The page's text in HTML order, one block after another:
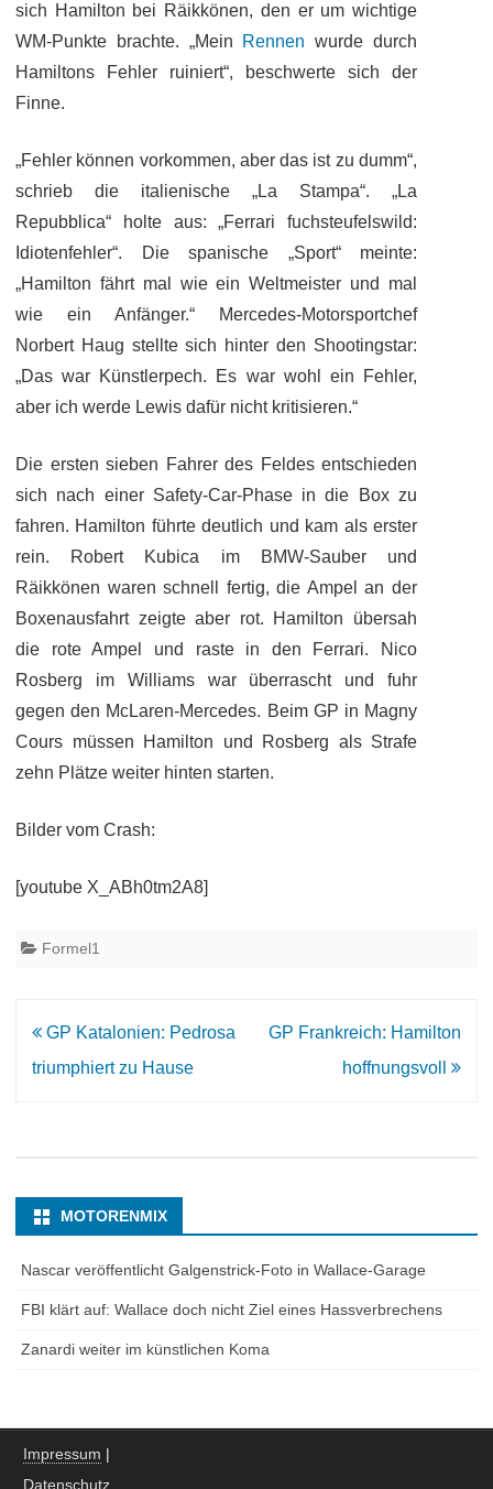
sich Hamilton bei Räikkönen, den er um wichtige
WM-Punkte brachte. „Mein Rennen wurde durch
Hamiltons Fehler ruiniert“, beschwerte sich der
Finne.
„Fehler können vorkommen, aber das ist zu dumm“,
schrieb die italienische „La Stampa“. „La
Repubblica“ holte aus: „Ferrari fuchsteufelswild:
Idiotenfehler“. Die spanische „Sport“ meinte:
„Hamilton fährt mal wie ein Weltmeister und mal
wie ein Anfänger.“ Mercedes-Motorsportchef
Norbert Haug stellte sich hinter den Shootingstar:
„Das war Künstlerpech. Es war wohl ein Fehler,
aber ich werde Lewis dafür nicht kritisieren.“
Die ersten sieben Fahrer des Feldes entschieden
sich nach einer Safety-Car-Phase in die Box zu
fahren. Hamilton führte deutlich und kam als erster
rein. Robert Kubica im BMW-Sauber und
Räikkönen waren schnell fertig, die Ampel an der
Boxenausfahrt zeigte aber rot. Hamilton übersah
die rote Ampel und raste in den Ferrari. Nico
Rosberg im Williams war überrascht und fuhr
gegen den McLaren-Mercedes. Beim GP in Magny
Cours müssen Hamilton und Rosberg als Strafe
zehn Plätze weiter hinten starten.
Bilder vom Crash:
[youtube X_ABh0tm2A8]
Formel1
Beitrags-
Navigation
GP Katalonien: Pedrosa
triumphiert zu Hause
GP Frankreich: Hamilton
hoffnungsvoll
MOTORENMIX
Nascar veröffentlicht Galgenstrick-Foto in Wallace-Garage
FBI klärt auf: Wallace doch nicht Ziel eines Hassverbrechens
Zanardi weiter im künstlichen Koma
Impressum |
Datenschutz